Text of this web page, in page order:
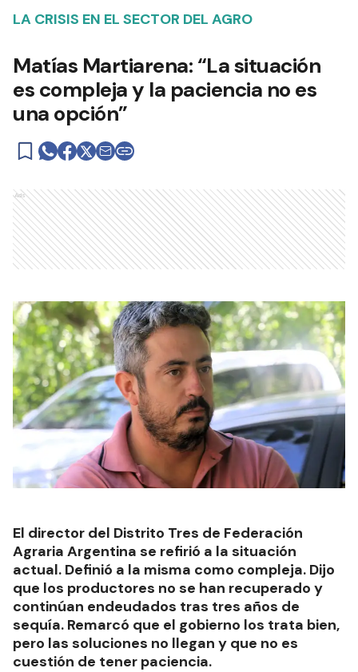
LA CRISIS EN EL SECTOR DEL AGRO
Matías Martiarena: “La situación
es compleja y la paciencia no es
una opción”
Ads
El director del Distrito Tres de Federación
Agraria Argentina se refirió a la situación
actual. Definió a la misma como compleja. Dijo
que los productores no se han recuperado y
continúan endeudados tras tres años de
sequía. Remarcó que el gobierno los trata bien,
pero las soluciones no llegan y que no es
cuestión de tener paciencia.